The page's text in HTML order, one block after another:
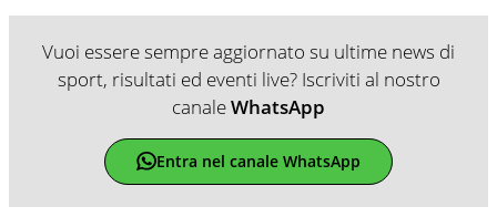
Vuoi essere sempre aggiornato su ultime news di
sport, risultati ed eventi live? Iscriviti al nostro
canaleWhatsApp
Entra nel canale WhatsApp